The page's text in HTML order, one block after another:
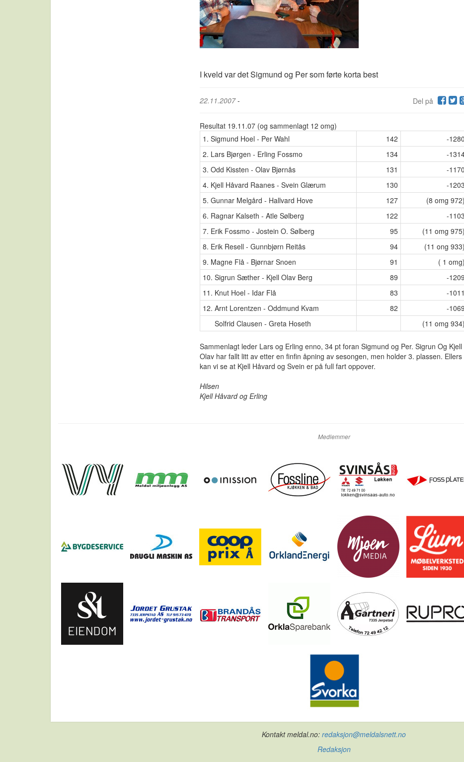
I kveld var det Sigmund og Per som førte korta best
Del på
22.11.2007-
Resultat 19.11.07 (og sammenlagt 12 omg)
1. Sigmund Hoel - Per Wahl
142
-1280
2. Lars Bjørgen - Erling Fossmo
134
-
3. Odd Kissten - Olav Bjørnås
131
-1170
4. Kjell Håvard Raanes - Svein Glærum
130
-1203
5. Gunnar Melgård - Hallvard Hove
127
(8 omg 972)
6. Ragnar Kalseth - Atle Sølberg
122
-1103
7. Erik Fossmo - Jostein O. Sølberg
95
(11 omg 975)
8. Erik Resell - Gunnbjørn Reitås
94
(11 ong 933)
9. Magne Flå - Bjørnar Snoen
91
( 1 omg)
10. Sigrun Sæther - Kjell Olav Berg
89
-1209
11. Knut Hoel - Idar Flå
83
-1011
12. Arnt Lorentzen - Oddmund Kvam
82
-1069
Solfrid Clausen - Greta Hoseth
(11 omg 934)
Sammenlagt leder Lars og Erling enno, 34 pt foran Sigmund og Per. Sigrun Og Kjell
Olav har fallt litt av etter en finfin åpning av sesongen, men holder 3. plassen. Ellers
kan vi se at Kjell Håvard og Svein er på full fart oppover.
Hilsen
Kjell Håvard og Erling
Medlemmer
Kontakt meldal.no: redaksjon@meldalsnett.no
Redaksjon